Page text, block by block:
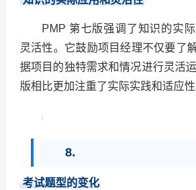
PMP 第七版强调了知识的实
灵活性。它鼓励项目经理不仅要了
据项目的独特需求和情况进行灵活
版相比更加注重了实际实践和适应性
8.
考试题型的变化